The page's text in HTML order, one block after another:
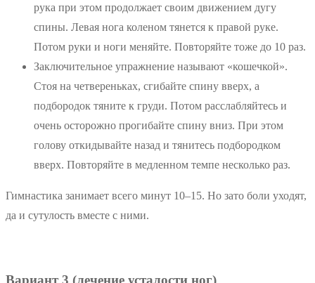
рука при этом продолжает своим движением дугу
спины. Левая нога коленом тянется к правой руке.
Потом руки и ноги меняйте. Повторяйте тоже до 10 раз.
Заключительное упражнение называют «кошечкой».
Стоя на четвереньках, сгибайте спину вверх, а
подбородок тяните к груди. Потом расслабляйтесь и
очень осторожно прогибайте спину вниз. При этом
голову откидывайте назад и тянитесь подбородком
вверх. Повторяйте в медленном темпе несколько раз.
Гимнастика занимает всего минут 10–15. Но зато боли уходят,
да и сутулость вместе с ними.